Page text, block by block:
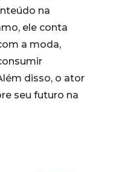
na
ele conta
a moda,
disso, o ator
seu futuro na